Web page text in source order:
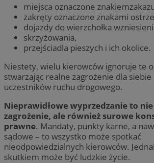
miejsca oznaczone
zakręty oznaczone znakami
dojazdy do wierzchołka
skrzyżowania,
przejściadla pieszych i ich okolice.
Niestety, wielu kierowców ignoruje te
stwarzając realne zagrożenie dla siebie
uczestników ruchu drogowego.
Nieprawidłowe wyprzedzanie to
zagrożenie, ale również surowe
prawne. Mandaty, punkty karne, a
sądowe – to wszystko może spotkać
nieodpowiedzialnych kierowców.
skutkiem może być ludzkie życie.